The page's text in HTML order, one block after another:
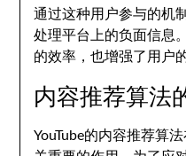
通过这种用户参与的机
处理平台上的负面信息
的效率，也增强了用户
内容推荐算法
YouTube的内容推荐算